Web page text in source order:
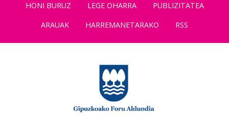
HONI BURUZ LEGE OHARRA
PUBLIZITATEA
ARAUAK
HARREMANETARAKO RSS